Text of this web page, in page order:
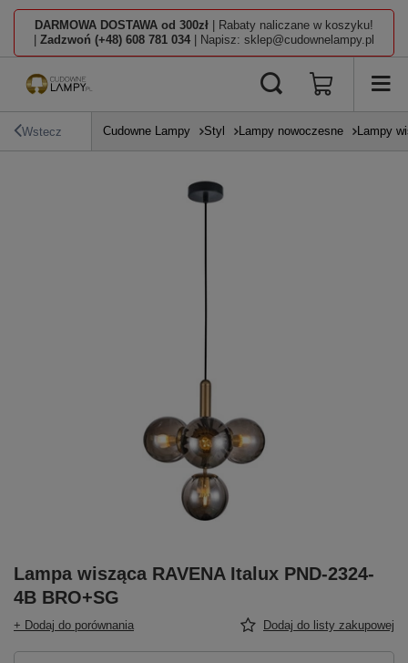
DARMOWA DOSTAWA od 300zł | Rabaty naliczane w koszyku!
Zadzwoń (+48) 608 781 034 | Napisz: sklep@cudownelampy.pl
Wstecz Cudowne Lampy Styl Lampy nowoczesne Lampy
Lampa wisząca RAVENA Italux PND-2324-
4B BRO+SG
+ Dodaj do porównania Dodaj do listy zakupowej